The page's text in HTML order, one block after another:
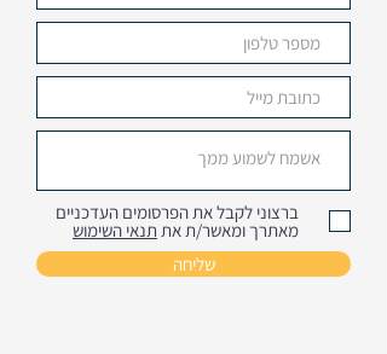
ברצוני לקבל את הפרסומים העדכניים
מאתרך ומאשר/ת את תנאי השימוש
שליחה